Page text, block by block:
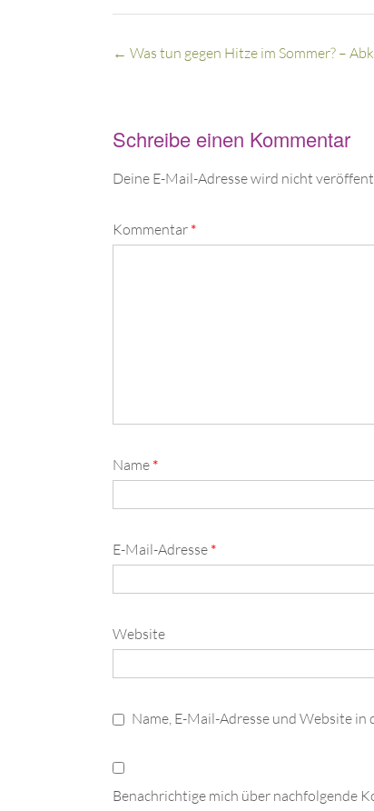
← Was tun gegen Hitze im Sommer? –
Schreibe einen Kommentar
Deine E-Mail-Adresse wird nicht
Kommentar *
Name *
E-Mail-Adresse *
Website
Name, E-Mail-Adresse und Website
Benachrichtige mich über nachfolgende